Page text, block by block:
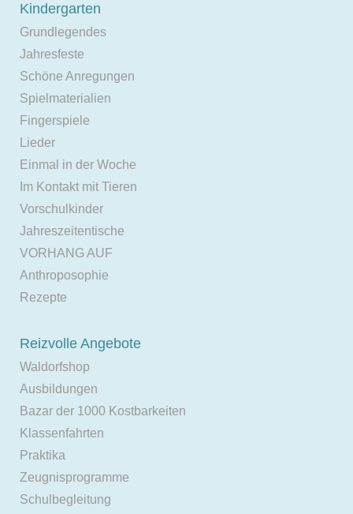
Kindergarten
Grundlegendes
Jahresfeste
Schöne Anregungen
Spielmaterialien
Fingerspiele
Lieder
Einmal in der Woche
Im Kontakt mit Tieren
Vorschulkinder
Jahreszeitentische
VORHANG AUF
Anthroposophie
Rezepte
Reizvolle Angebote
Waldorfshop
Ausbildungen
Bazar der 1000 Kostbarkeiten
Klassenfahrten
Praktika
Zeugnisprogramme
Schulbegleitung